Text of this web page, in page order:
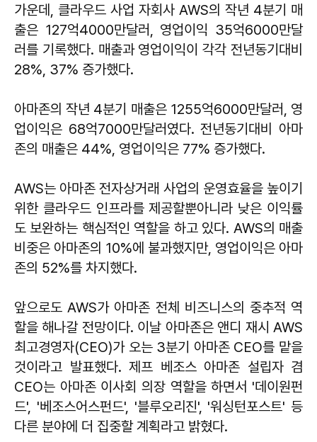
가운데, 클라우드 사업 자회사 AWS의 작년 4분기 매
출은 127억4000만달러, 영업이익 35억6000만달
러를 기록했다. 매출과 영업이익이 각각 전년동기대비
28%, 37% 증가했다.
아마존의 작년 4분기 매출은 1255억6000만달러, 영
업이익은 68억7000만달러였다. 전년동기대비 아마
존의 매출은 44%, 영업이익은 77% 증가했다.
AWS는 아마존 전자상거래 사업의 운영효율을 높이기
위한 클라우드 인프라를 제공할뿐아니라 낮은 이익률
도 보완하는 핵심적인 역할을 하고 있다. AWS의 매출
비중은 아마존의 10%에 불과했지만, 영업이익은 아마
존의 52%를 차지했다.
앞으로도 AWS가 아마존 전체 비즈니스의 중추적 역
할을 해나갈 전망이다. 이날 아마존은 앤디 재시 AWS
최고경영자(CEO)가 오는 3분기 아마존 CEO를 맡을
것이라고 발표했다. 제프 베조스 아마존 설립자 겸
CEO는 아마존 이사회 의장 역할을 하면서 '데이원펀
드', '베조스어스펀드', '블루오리진', '워싱턴포스트' 등
다른 분야에 더 집중할 계획라고 밝혔다.